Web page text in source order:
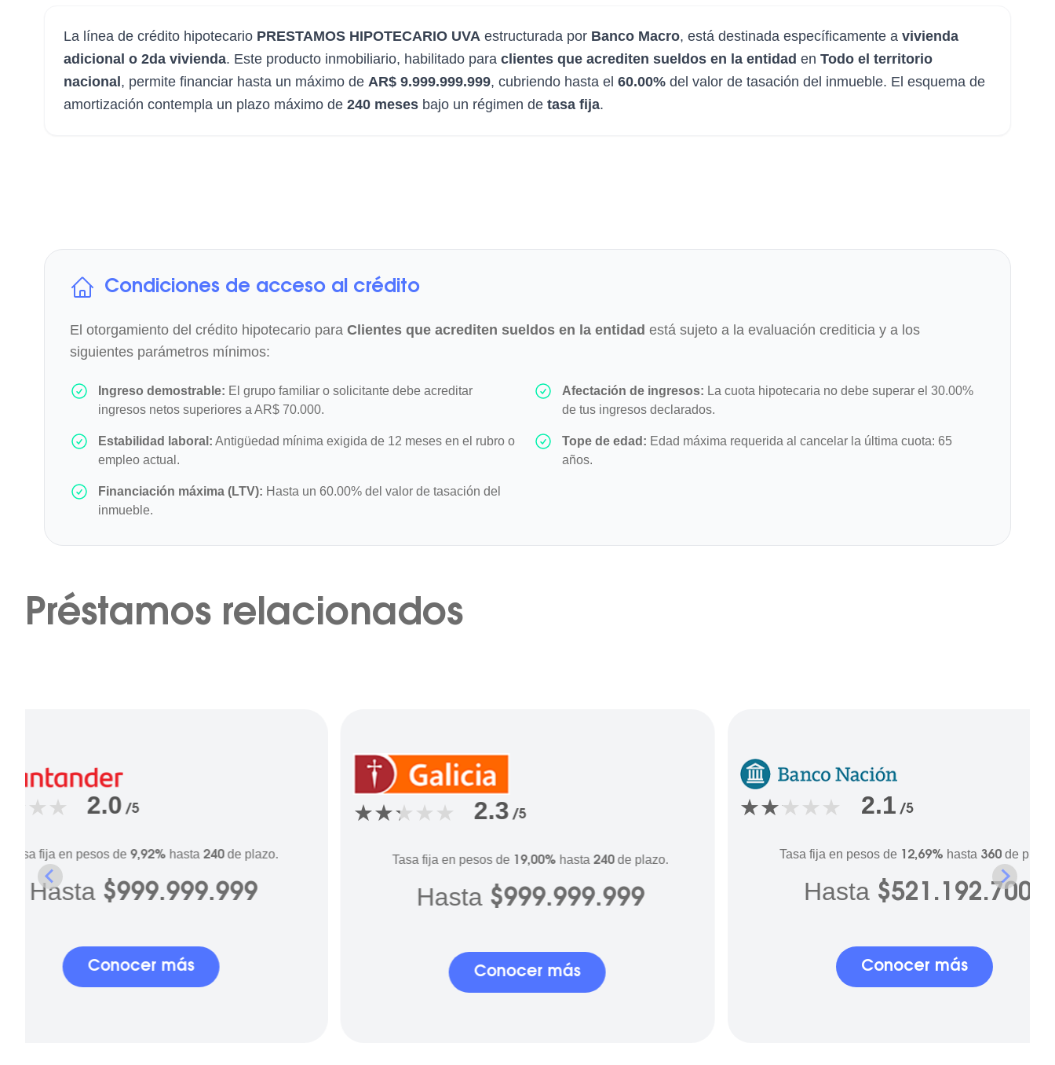
La línea de crédito hipotecario PRESTAMOS HIPOTECARIO UVA estructurada por Banco Macro, está destinada específicamente a vivienda
adicional o 2da vivienda. Este producto inmobiliario, habilitado para clientes que acrediten sueldos en la entidad en Todo el territorio
nacional, permite financiar hasta un máximo de AR$ 9.999.999.999, cubriendo hasta el 60.00% del valor de tasación del inmueble. El esquema de
amortización contempla un plazo máximo de 240 meses bajo un régimen de tasa fija.
Condiciones de acceso al crédito
El otorgamiento del crédito hipotecario para Clientes que acrediten sueldos en la entidad está sujeto a la evaluación crediticia y a los
siguientes parámetros mínimos:
Ingreso demostrable: El grupo familiar o solicitante debe acreditar
ingresos netos superiores a AR$ 70.000.
Estabilidad laboral: Antigüedad mínima exigida de 12 meses en el rubro o
empleo actual.
Financiación máxima (LTV): Hasta un 60.00% del valor de tasación del
inmueble.
Afectación de ingresos: La cuota hipotecaria no debe superar el 30.00%
de tus ingresos declarados.
Tope de edad: Edad máxima requerida al cancelar la última cuota: 65
años.
Préstamos relacionados
2.0 /5
Tasa fija en pesos de 9,92% hasta 240de plazo.
Hasta $999.999.999
Conocer más
2.3 /5
Tasa fija en pesos de 19,00% hasta 240de plazo.
Hasta $999.999.999
Conocer más
2.1 /5
Tasa fija en pesos de 12,69% hasta 360de plazo.
Hasta $521.192.700
Conocer más